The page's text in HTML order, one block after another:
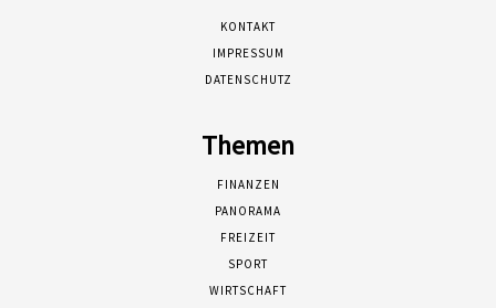
KONTAKT
IMPRESSUM
DATENSCHUTZ
Themen
FINANZEN
PANORAMA
FREIZEIT
SPORT
WIRTSCHAFT